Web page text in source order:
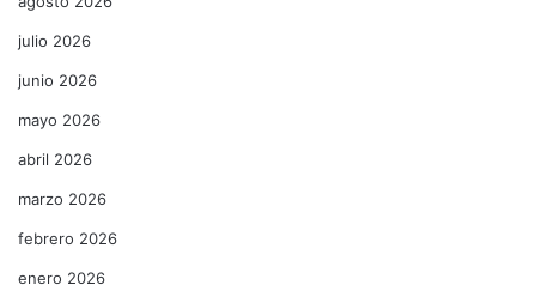
julio 2026
junio 2026
mayo 2026
abril 2026
marzo 2026
febrero 2026
enero 2026